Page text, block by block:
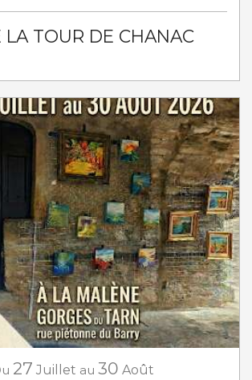
LA TOUR DE CHANAC
27 Juillet au 30 Août